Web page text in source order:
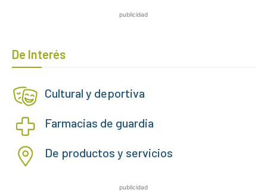
publicidad
De Interés
Cultural y deportiva
Farmacias de guardia
De productos y servicios
publicidad